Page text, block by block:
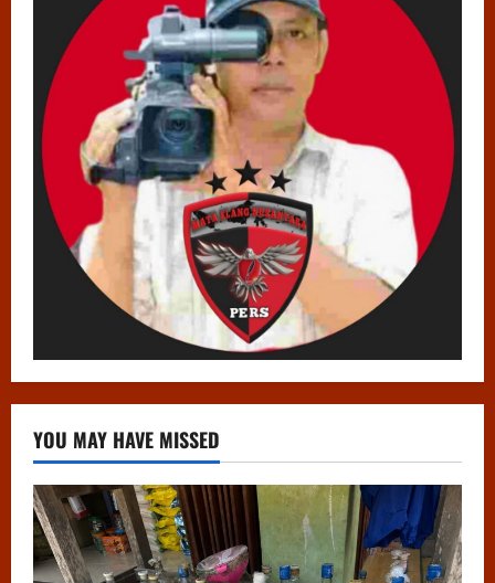
YOU MAY HAVE MISSED